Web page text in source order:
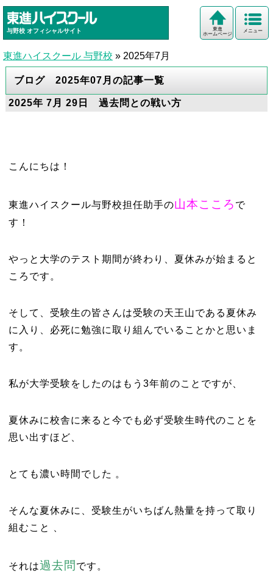
与野校 オフィシャルサイト メニュー
東進
ホームページ
東進ハイスクール 与野校 » 2025年7月
ブログ 2025年07月の記事一覧
2025年 7月 29日 過去問との戦い方
こんにちは！
東進ハイスクール与野校担任助手の山本こころ で
す！
やっと大学のテスト期間が終わり、夏休みが始まると
ころです。
そして、受験生の皆さんは受験の天王山である夏休み
に入り、必死に勉強に取り組んでいることかと思いま
す。
私が大学受験をしたのはもう3年前のことですが、
夏休みに校舎に来ると今でも必ず受験生時代のことを
思い出すほど、
とても濃い時間でした 。
そんな夏休みに、受験生がいちばん熱量を持って取り
組むこと 、
それは過去問 です。